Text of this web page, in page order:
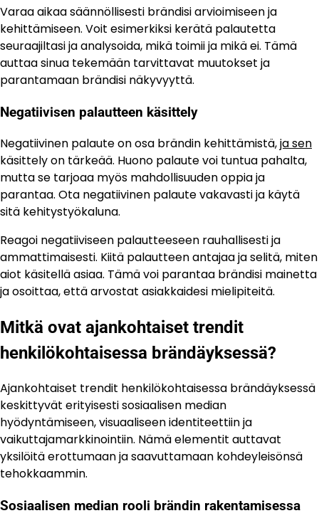
Varaa aikaa säännöllisesti brändisi arvioimiseen ja
kehittämiseen. Voit esimerkiksi kerätä palautetta
seuraajiltasi ja analysoida, mikä toimii ja mikä ei. Tämä
auttaa sinua tekemään tarvittavat muutokset ja
parantamaan brändisi näkyvyyttä.
Negatiivisen palautteen käsittely
Negatiivinen palaute on osa brändin kehittämistä,ja sen
käsittely on tärkeää. Huono palaute voi tuntua pahalta,
mutta se tarjoaa myös mahdollisuuden oppia ja
parantaa. Ota negatiivinen palaute vakavasti ja käytä
sitä kehitystyökaluna.
Reagoi negatiiviseen palautteeseen rauhallisesti ja
ammattimaisesti. Kiitä palautteen antajaa ja selitä, miten
aiot käsitellä asiaa. Tämä voi parantaa brändisi mainetta
ja osoittaa, että arvostat asiakkaidesi mielipiteitä.
Mitkä ovat ajankohtaiset trendit
henkilökohtaisessa brändäyksessä?
Ajankohtaiset trendit henkilökohtaisessa brändäyksessä
keskittyvät erityisesti sosiaalisen median
hyödyntämiseen, visuaaliseen identiteettiin ja
vaikuttajamarkkinointiin. Nämä elementit auttavat
yksilöitä erottumaan ja saavuttamaan kohdeyleisönsä
tehokkaammin.
Sosiaalisen median rooli brändin rakentamisessa